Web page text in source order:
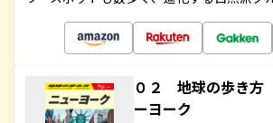
０２ 地球の歩き
ーヨーク